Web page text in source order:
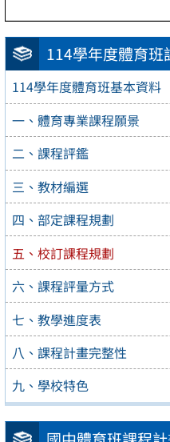
114學年度體育班
114學年度體育班基本資料
一、體育專業課程願景
二、課程評鑑
三、教材編選
四、部定課程規劃
五、校訂課程規劃
六、課程評量方式
七、教學進度表
八、課程計畫完整性
九、學校特色